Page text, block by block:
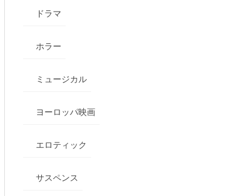
ドラマ
ホラー
ミュージカル
ヨーロッパ映画
エロティック
サスペンス